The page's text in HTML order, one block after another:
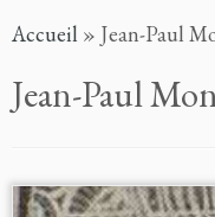
toAccueil » Jean-Paul
Jean-Paul